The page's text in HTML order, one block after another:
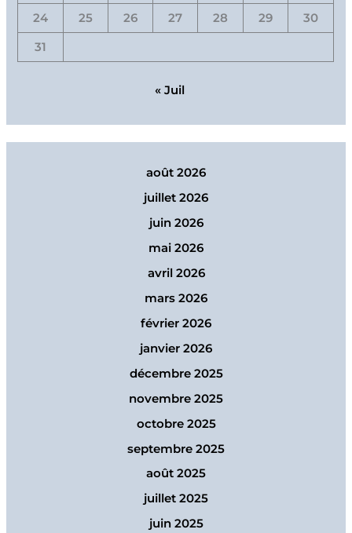
24 25 26 27 28 29 30
31
« Juil
août 2026
juillet 2026
juin 2026
mai 2026
avril 2026
mars 2026
février 2026
janvier 2026
décembre 2025
novembre 2025
octobre 2025
septembre 2025
août 2025
juillet 2025
juin 2025